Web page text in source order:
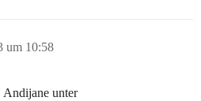
um 10:58
Andijane unter